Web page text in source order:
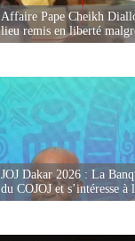
Affaire Pape Cheikh
lieu remis en liberté
JOJ Dakar 2026 : La
du COJOJ et s’intéresse